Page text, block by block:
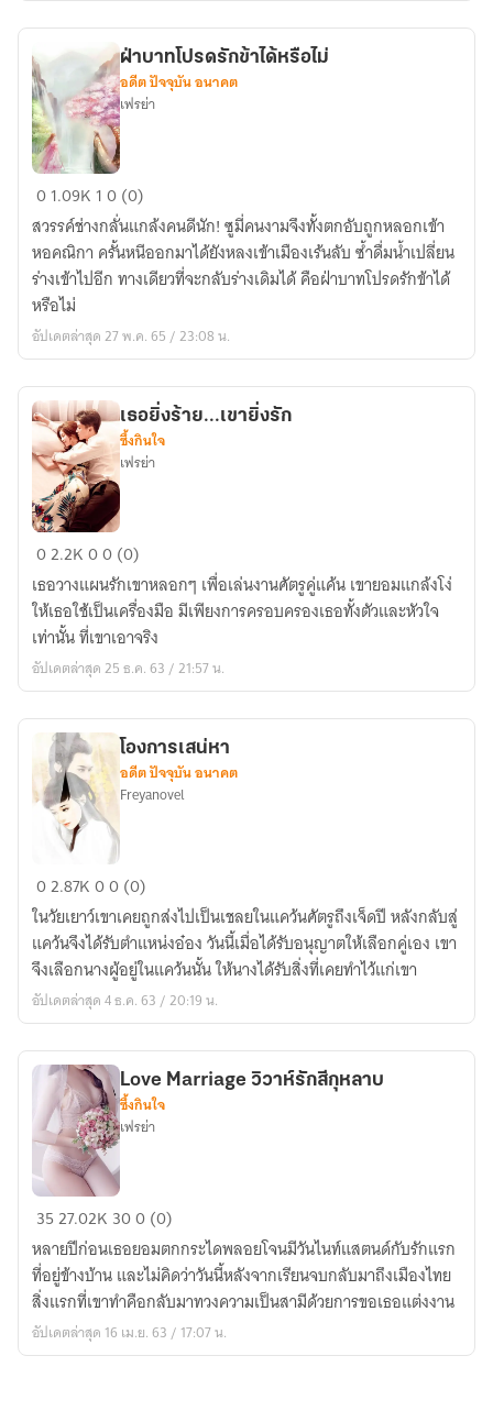
ฝ่า
โปรด
รัก
ข้า
ได้
หรือ
ฝ่าบาทโปรดรักข้าได้หรือไม่
อดีต ปัจจุบัน อนาคต
เฟรย่า
01.09K 10 (0)
สวรรค์ช่างกลั่นแกล้งคนดีนัก! ซูมี่คนงามจึงทั้งตกอับถูกหลอกเข้า
หอคณิกา ครั้นหนีออกมาได้ยังหลงเข้าเมืองเร้นลับ ซ้ำดื่มน้ำเปลี่ยน
ร่างเข้าไปอีก ทางเดียวที่จะกลับร่างเดิมได้ คือฝ่าบาทโปรดรักข้าได้
หรือไม่
อัปเดตล่าสุด 27 พ.ค. 65 / 23:08 น.
เธอ
ร้าย...เขา
ยิ่ง
รัก
เธอยิ่งร้าย...เขายิ่งรัก
ซึ้งกินใจ
เฟรย่า
02.2K00 (0)
เธอวางแผนรักเขาหลอกๆ เพื่อเล่นงานศัตรูคู่แค้น เขายอมแกล้งโง่
ให้เธอใช้เป็นเครื่องมือ มีเพียงการครอบครองเธอทั้งตัวและหัวใจ
เท่านั้น ที่เขาเอาจริง
อัปเดตล่าสุด 25 ธ.ค. 63 / 21:57 น.
โองการ
เสน่หา
โองการเสน่หา
อดีต ปัจจุบัน อนาคต
Freyanovel
02.87K00 (0)
ในวัยเยาว์เขาเคยถูกส่งไปเป็นเชลยในแคว้นศัตรูถึงเจ็ดปี หลังกลับสู่
แคว้นจึงได้รับตำแหน่งอ๋อง วันนี้เมื่อได้รับอนุญาตให้เลือกคู่เอง เขา
จึงเลือกนางผู้อยู่ในแคว้นนั้น ให้นางได้รับสิ่งที่เคยทำไว้แก่เขา
อัปเดตล่าสุด 4 ธ.ค. 63 / 20:19 น.
Love
Marriage
วิวาห์
รัก
สี
กุหลาบ
Love Marriage วิวาห์รักสีกุหลาบ
ซึ้งกินใจ
เฟรย่า
3527.02K 300 (0)
หลายปีก่อนเธอยอมตกกระไดพลอยโจนมีวันไนท์แสตนด์กับรักแรก
ที่อยู่ข้างบ้าน และไม่คิดว่าวันนี้หลังจากเรียนจบกลับมาถึงเมืองไทย
สิ่งแรกที่เขาทำคือกลับมาทวงความเป็นสามีด้วยการขอเธอแต่งงาน
อัปเดตล่าสุด 16 เม.ย. 63 / 17:07 น.